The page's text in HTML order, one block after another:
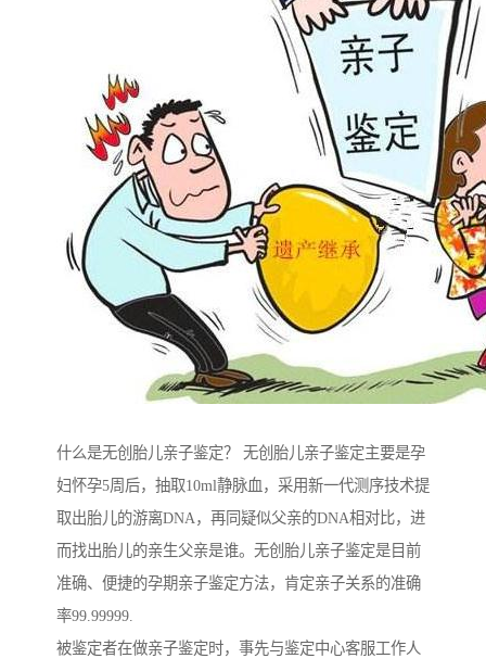
什么是无创胎儿亲子鉴定？ 无创胎儿亲子鉴定主要是孕
妇怀孕5周后，抽取10ml静脉血，采用新一代测序技术提
取出胎儿的游离DNA，再同疑似父亲的DNA相对比，进
而找出胎儿的亲生父亲是谁。无创胎儿亲子鉴定是目前
准确、便捷的孕期亲子鉴定方法，肯定亲子关系的准确
率99.99999.
被鉴定者在做亲子鉴定时，事先与鉴定中心客服工作人